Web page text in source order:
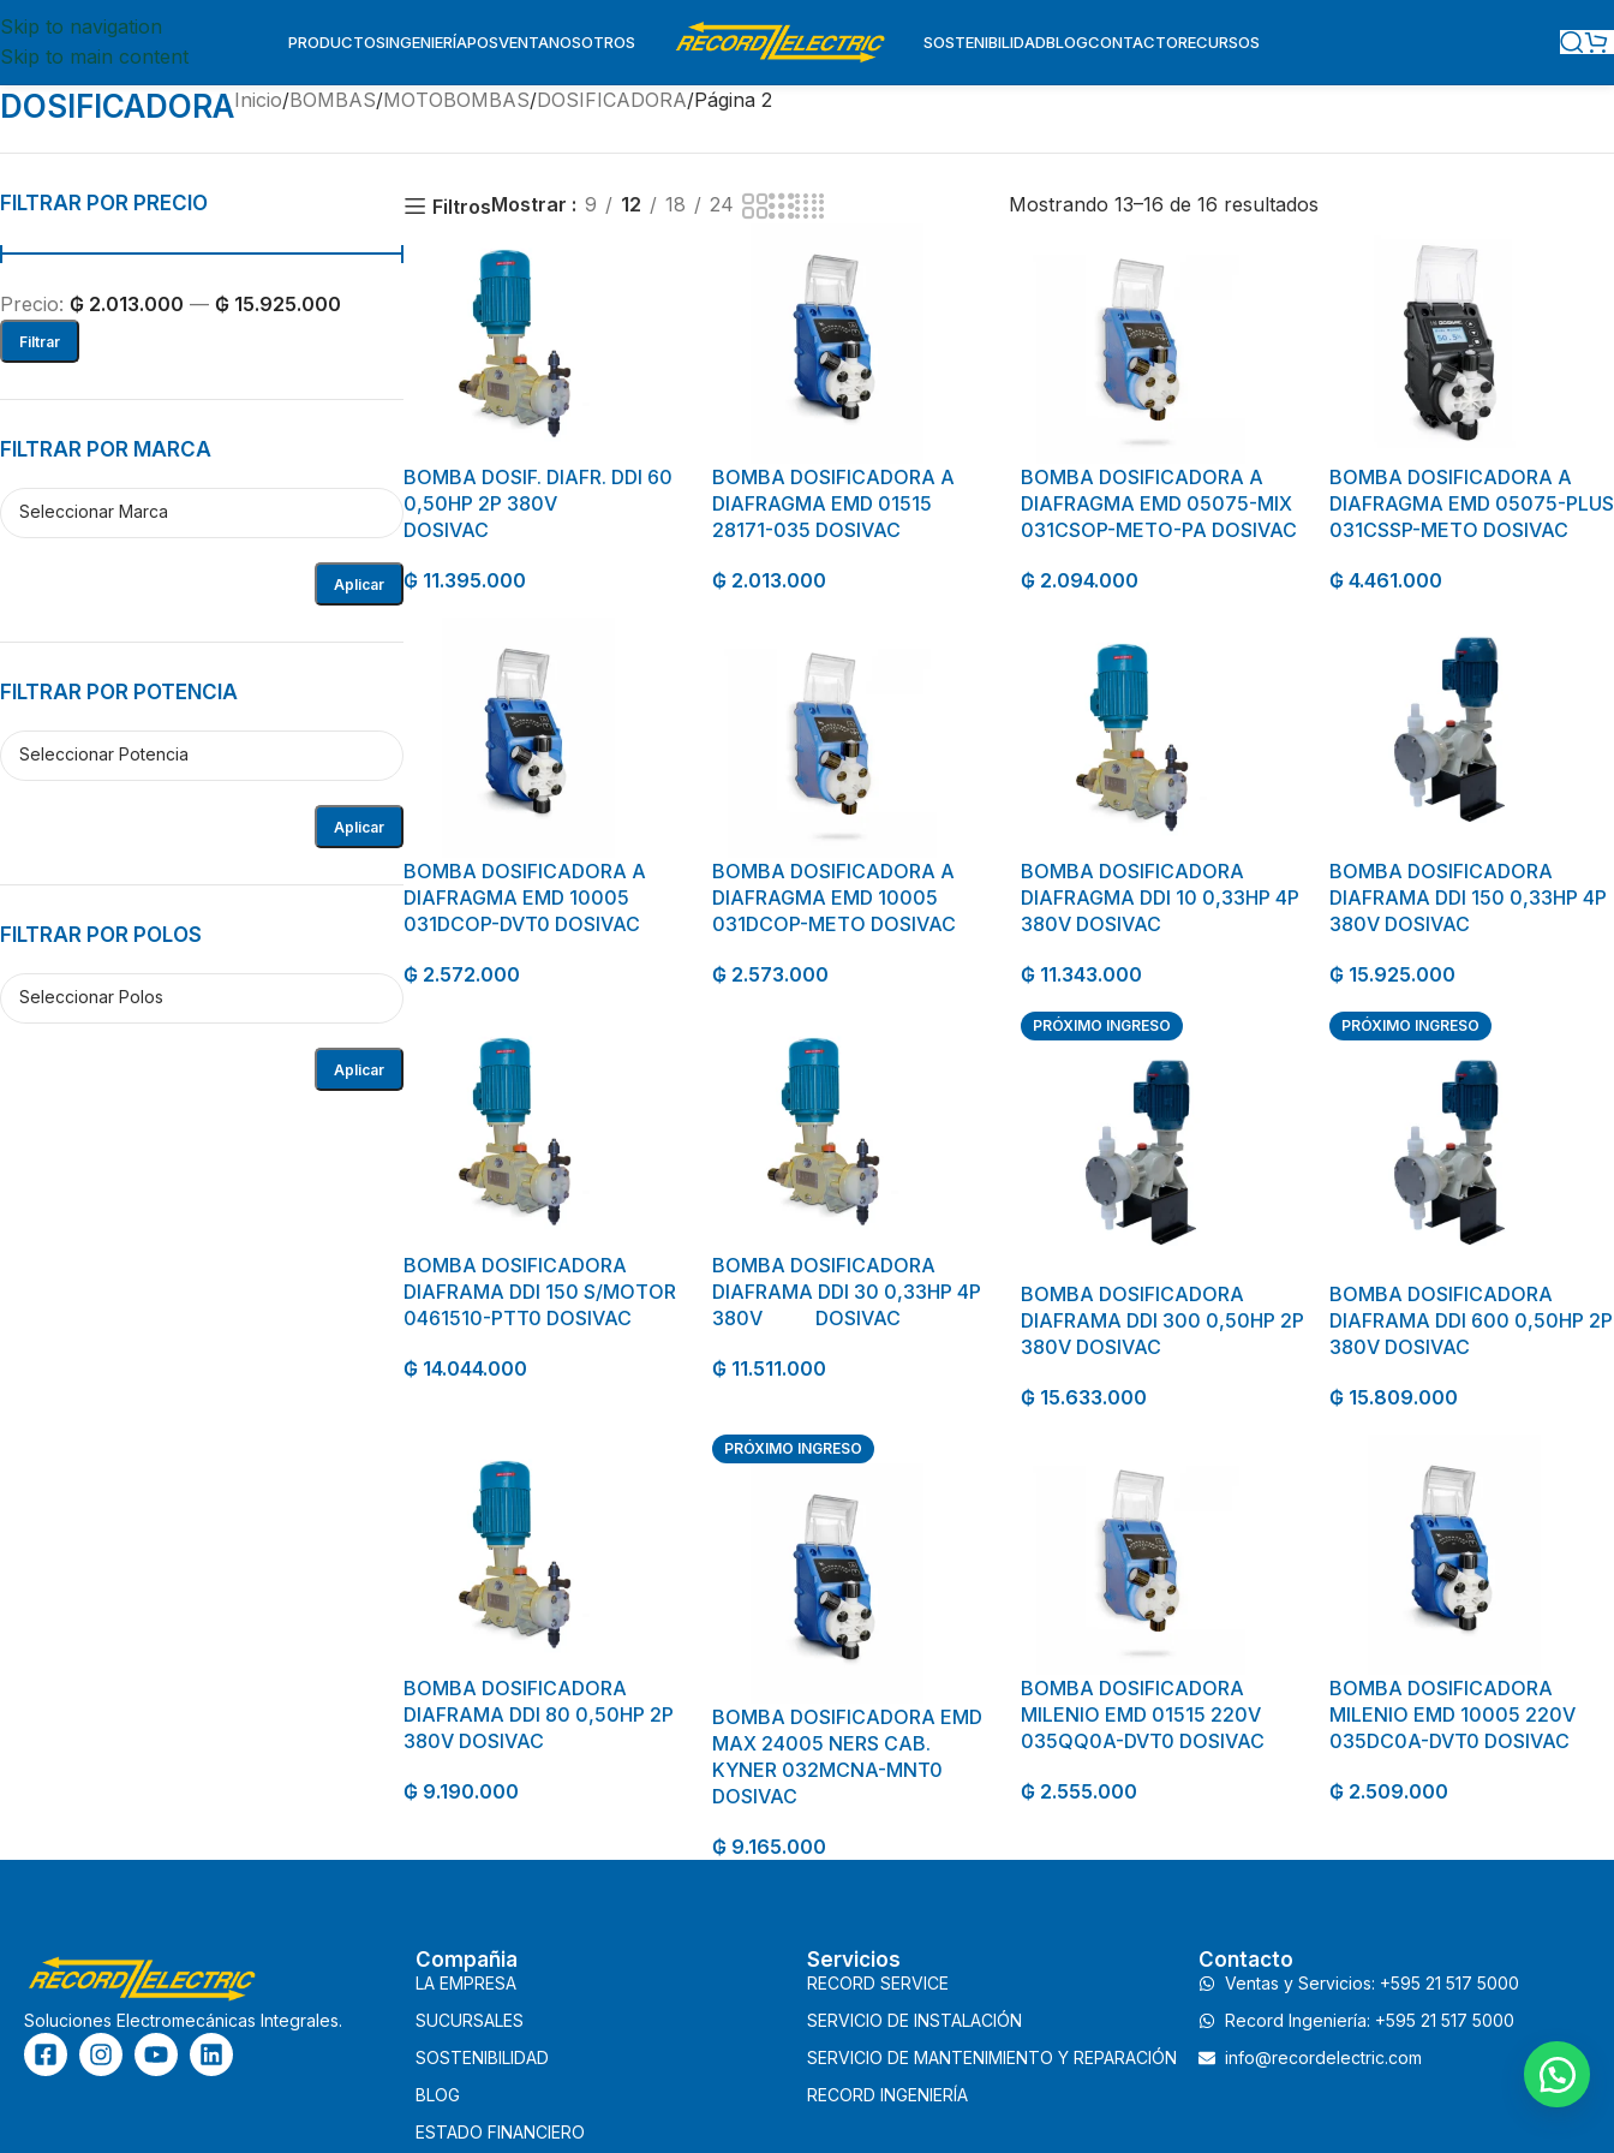
Skip to navigation
Skip to main content
PRODUCTOSINGENIERÍAPOSVENTANOSOTROS SOSTENIBILIDADBLOGCONTACTORECURSOS
DOSIFICADORAInicio BOMBAS MOTOBOMBAS DOSIFICADORA Página 2
FILTRAR POR PRECIO
Filtrar
Precio: ₲ 2.013.000 — ₲ 15.925.000
FILTRAR POR MARCA
Aplicar
FILTRAR POR POTENCIA
Aplicar
FILTRAR POR POLOS
Aplicar
FiltrosMostrar 9 12 18 24 Mostrando 13–16 de 16 resultados
BOMBA DOSIF. DIAFR. DDI 60
0,50HP 2P 380V
DOSIVAC
₲ 11.395.000
BOMBA DOSIFICADORA A
DIAFRAGMA EMD 01515
28171-035 DOSIVAC
₲ 2.013.000
BOMBA DOSIFICADORA A
DIAFRAGMA EMD 05075-MIX
031CSOP-METO-PA DOSIVAC
₲ 2.094.000
BOMBA DOSIFICADORA A
DIAFRAGMA EMD 05075-PLUS
031CSSP-METO DOSIVAC
₲ 4.461.000
BOMBA DOSIFICADORA A
DIAFRAGMA EMD 10005
031DCOP-DVT0 DOSIVAC
₲ 2.572.000
BOMBA DOSIFICADORA A
DIAFRAGMA EMD 10005
031DCOP-METO DOSIVAC
₲ 2.573.000
BOMBA DOSIFICADORA
DIAFRAGMA DDI 10 0,33HP 4P
380V DOSIVAC
₲ 11.343.000
BOMBA DOSIFICADORA
DIAFRAMA DDI 150 0,33HP 4P
380V DOSIVAC
₲ 15.925.000
BOMBA DOSIFICADORA
DIAFRAMA DDI 150 S/MOTOR
0461510-PTT0 DOSIVAC
₲ 14.044.000
BOMBA DOSIFICADORA
DIAFRAMA DDI 30 0,33HP 4P
380V DOSIVAC
₲ 11.511.000
PRÓXIMO INGRESO
BOMBA DOSIFICADORA
DIAFRAMA DDI 300 0,50HP 2P
380V DOSIVAC
₲ 15.633.000
PRÓXIMO INGRESO
BOMBA DOSIFICADORA
DIAFRAMA DDI 600 0,50HP 2P
380V DOSIVAC
₲ 15.809.000
BOMBA DOSIFICADORA
DIAFRAMA DDI 80 0,50HP 2P
380V DOSIVAC
₲ 9.190.000
PRÓXIMO INGRESO
BOMBA DOSIFICADORA EMD
MAX 24005 NERS CAB.
KYNER 032MCNA-MNT0
DOSIVAC
₲ 9.165.000
BOMBA DOSIFICADORA
MILENIO EMD 01515 220V
035QQ0A-DVT0 DOSIVAC
₲ 2.555.000
BOMBA DOSIFICADORA
MILENIO EMD 10005 220V
035DC0A-DVT0 DOSIVAC
₲ 2.509.000
Soluciones Electromecánicas Integrales.
Compañia
LA EMPRESA
SUCURSALES
SOSTENIBILIDAD
BLOG
ESTADO FINANCIERO
Servicios
RECORD SERVICE
SERVICIO DE INSTALACIÓN
SERVICIO DE MANTENIMIENTO Y REPARACIÓN
RECORD INGENIERÍA
Contacto
Ventas y Servicios: +595 21 517 5000
Record Ingeniería: +595 21 517 5000
info@recordelectric.com